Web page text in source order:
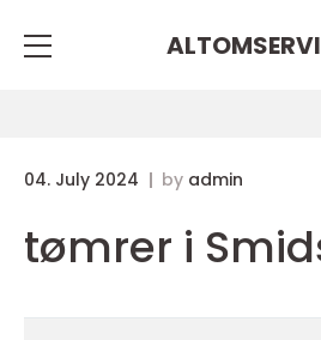
04. July 2024 by admin
tømrer i